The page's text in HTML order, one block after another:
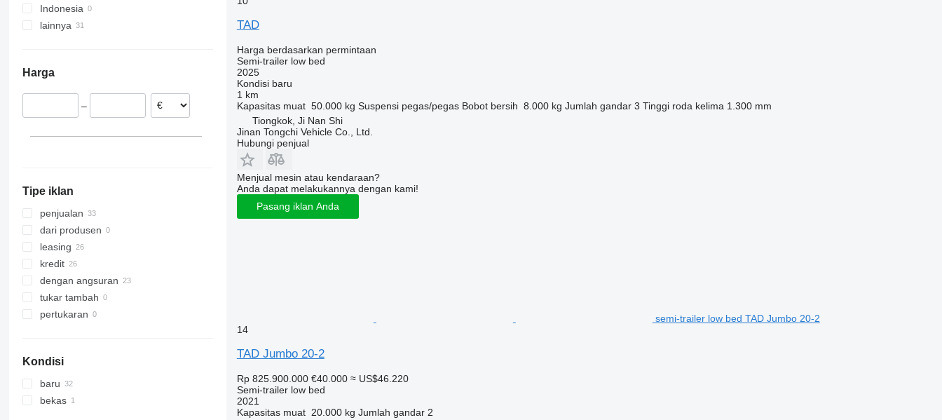
Indonesia
lainnya
Harga
–
Tipe iklan
penjualan
dari produsen
leasing
kredit
dengan angsuran
tukar tambah
pertukaran
Kondisi
baru
bekas
TAD
Harga berdasarkan permintaan
Semi-trailer low bed
2025
Kondisibaru
1 km
Kapasitas muat 50.000 kg Suspensi pegas/pegas Bobot bersih 8.000 kg Jumlah gandar 3 Tinggi roda kelima 1.300 mm
Tiongkok, Ji Nan Shi
Jinan Tongchi Vehicle Co., Ltd.
Hubungi penjual
Menjual mesin atau kendaraan?
Anda dapat melakukannya dengan kami!
Pasang iklan Anda
semi-trailer low bed TAD Jumbo 20-2
14
TAD Jumbo 20-2
Rp 825.900.000 €40.000 ≈ US$46.220
Semi-trailer low bed
2021
Kapasitas muat 20.000 kg Jumlah gandar 2